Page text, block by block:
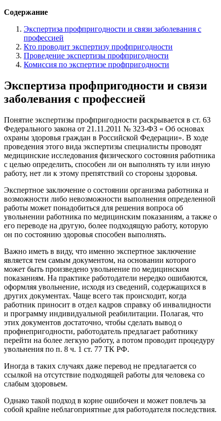
Содержание
Экспертиза профпригодности и связи заболевания с
профессией
Кто проводит экспертизу профпригодности
Проведение экспертизы профпригодности
Комиссия по экспертизе профпригодности
Экспертиза профпригодности и связи
заболевания с профессией
Понятие экспертизы профпригодности раскрывается в ст. 63
Федерального закона от 21.11.2011 № 323-ФЗ « Об основах
охраны здоровья граждан в Российской Федерации». В ходе
проведения этого вида экспертизы специалисты проводят
медицинские исследования физического состояния работника
с целью определить, способен ли он выполнять ту или иную
работу, нет ли к этому препятствий со стороны здоровья.
Экспертное заключение о состоянии организма работника и
возможности либо невозможности выполнения определенной
работы может понадобиться для решения вопроса об
увольнении работника по медицинским показаниям, а также о
его переводе на другую, более подходящую работу, которую
он по состоянию здоровья способен выполнять.
Важно иметь в виду, что именно экспертное заключение
является тем самым документом, на основании которого
может быть произведено увольнение по медицинским
показаниям. На практике работодатели нередко ошибаются,
оформляя увольнение, исходя из сведений, содержащихся в
других документах. Чаще всего так происходит, когда
работник приносит в отдел кадров справку об инвалидности
и программу индивидуальной реабилитации. Полагая, что
этих документов достаточно, чтобы сделать вывод о
профнепригодности, работодатель предлагает работнику
перейти на более легкую работу, а потом проводит процедуру
увольнения по п. 8 ч. 1 ст. 77 ТК РФ.
Иногда в таких случаях даже перевод не предлагается со
ссылкой на отсутствие подходящей работы для человека со
слабым здоровьем.
Однако такой подход в корне ошибочен и может повлечь за
собой крайне неблагоприятные для работодателя последствия.